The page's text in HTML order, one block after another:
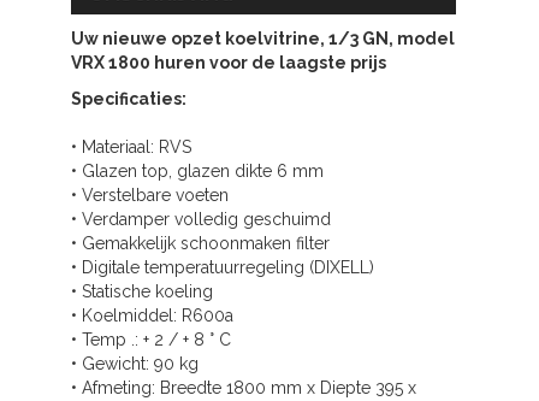
Uw nieuwe opzet koelvitrine, 1/3 GN, model
VRX 1800 huren voor de laagste prijs
Specificaties:
• Materiaal: RVS
• Glazen top, glazen dikte 6 mm
• Verstelbare voeten
• Verdamper volledig geschuimd
• Gemakkelijk schoonmaken filter
• Digitale temperatuurregeling (DIXELL)
• Statische koeling
• Koelmiddel: R600a
• Temp .: + 2 / + 8 ° C
• Gewicht: 90 kg
• Afmeting: Breedte 1800 mm x Diepte 395 x